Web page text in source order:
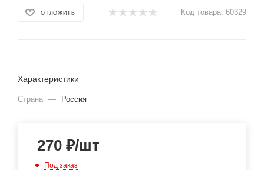
ОТЛОЖИТЬ Код товара: 60329
Характеристики
Страна — Россия
270 ₽/шт
Под заказ